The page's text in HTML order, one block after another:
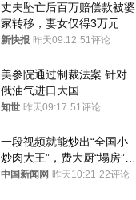
丈夫坠亡后百万赔偿款被婆
家转移，妻女仅得3万元
新快报 昨天09:12 51评论
美参院通过制裁法案 针对
俄油气进口大国
知世 昨天09:17 51评论
一段视频就能炒出“全国小
炒肉大王”，费大厨“塌房”了
吗？
中国新闻网 昨天10:21 22评论